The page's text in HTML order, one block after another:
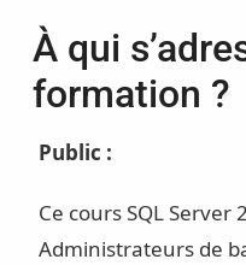
À qui
formation ?
Public :
Ce cours SQL Server
Administrateurs de